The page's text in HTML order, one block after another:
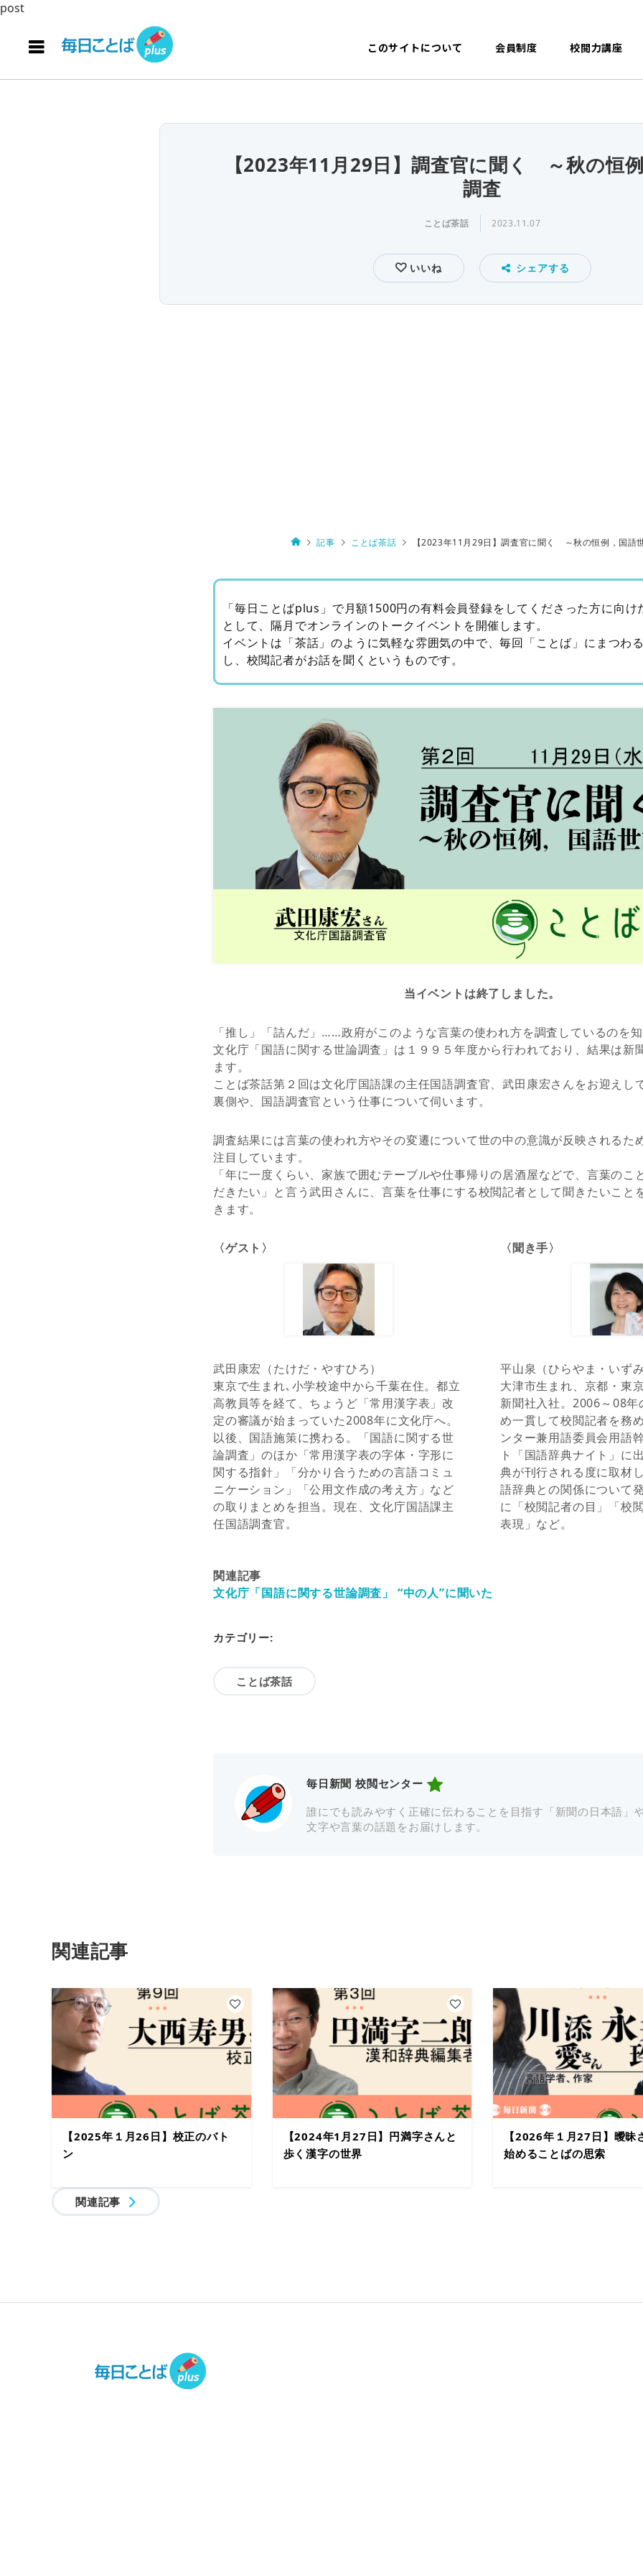
post
このサイトについて 会員制度 校閲力講座
【2023年11月29日】調査官に聞く ～秋の恒
調査
ことば茶話 2023.11.07
いいね シェアする
記事 ことば茶話 【2023年11月29日】調査官に聞く ～秋の恒例，国語
「毎日ことばplus」で月額1500円の有料会員登録をしてくださった方に向け
として、隔月でオンラインのトークイベントを開催します。
イベントは「茶話」のように気軽な雰囲気の中で、毎回「ことば」にまつわ
し、校閲記者がお話を聞くというものです。
当イベントは終了しました。
「推し」「詰んだ」……政府がこのような言葉の使われ方を調査しているのを
文化庁「国語に関する世論調査」は１９９５年度から行われており、結果は新
ます。
ことば茶話第２回は文化庁国語課の主任国語調査官、武田康宏さんをお迎えし
裏側や、国語調査官という仕事について伺います。
調査結果には言葉の使われ方やその変遷について世の中の意識が反映されるた
注目しています。
「年に一度くらい、家族で囲むテーブルや仕事帰りの居酒屋などで、言葉のこ
だきたい」と言う武田さんに、言葉を仕事にする校閲記者として聞きたいこと
きます。
〈ゲスト〉
武田康宏（たけだ・やすひろ）
東京で生まれ､小学校途中から千葉在住。都立
高教員等を経て、ちょうど「常用漢字表」改
定の審議が始まっていた2008年に文化庁へ。
以後、国語施策に携わる。「国語に関する世
論調査」のほか「常用漢字表の字体・字形に
関する指針」「分かり合うための言語コミュ
ニケーション」「公用文作成の考え方」など
の取りまとめを担当。現在、文化庁国語課主
任国語調査官。
〈聞き手〉
平山泉（ひらやま・いずみ
大津市生まれ、京都・東
新聞社入社。2006～08年
め一貫して校閲記者を務
ンター兼用語委員会用語
ト「国語辞典ナイト」に
典が刊行される度に取材
語辞典との関係について
に「校閲記者の目」「校
表現」など。
関連記事
文化庁「国語に関する世論調査」 “中の人”に聞いた
カテゴリー:
ことば茶話
毎日新聞 校閲センター
誰にでも読みやすく正確に伝わることを目指す「新聞の日本語」
文字や言葉の話題をお届けします。
関連記事
【2025年１月26日】校正のバト
ン
【2024年1月27日】円満字さんと
歩く漢字の世界
【2026年１月27日】曖昧
始めることばの思索
関連記事